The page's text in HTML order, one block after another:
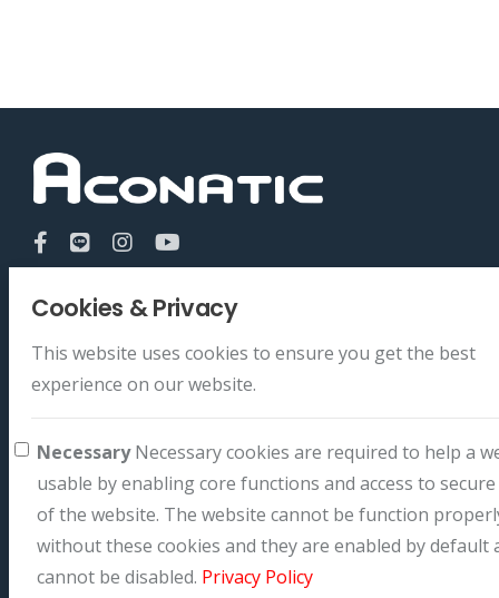
Information
Join Us
Contact
News & Activity
User Manual
Product Help
83 161-162 Ngamwongwan 47 (Chinkhet 2), Thung Song
Hong, Lak Si, Bangkok 10210
0-2954-5281-3
service_mng@hifithai.co.th
Mon-Fri : 08:30 – 17:30 Sat-Sun : Close
Cookies & Privacy
This website uses cookies to ensure you get the best
experience on our website.
NecessaryNecessary cookies are required to help a
usable by enabling core functions and access to
of the website. The website cannot be function
without these cookies and they are enabled by default
cannot be disabled. Privacy Policy